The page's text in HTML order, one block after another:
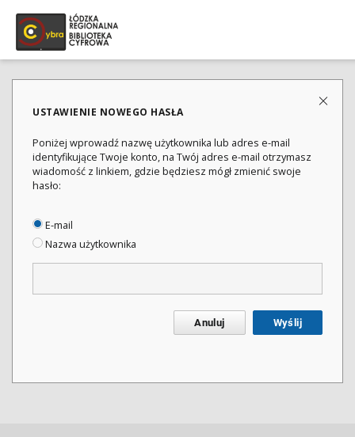
USTAWIENIE NOWEGO HASŁA
Poniżej wprowadź nazwę użytkownika lub adres e-mail
identyfikujące Twoje konto, na Twój adres e-mail otrzymasz
wiadomość z linkiem, gdzie będziesz mógł zmienić swoje
hasło:
E-mail
Nazwa użytkownika
Anuluj Wyślij